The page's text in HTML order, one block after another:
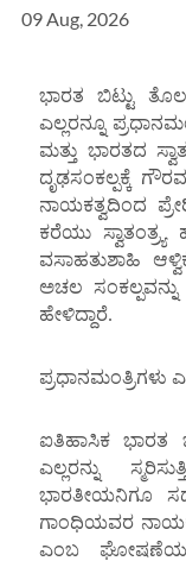
09 Aug, 2026
ಭಾರತ ಬಿಟ್ಟು
ಎಲ್ಲರನ್ನೂ
ಮತ್ತು ಭಾರತದ
ದೃಢಸಂಕಲ್ಪಕ್ಕೆ
ನಾಯಕತ್ವದಿಂದ
ಕರೆಯು
ವಸಾಹತುಶಾಹಿ
ಅಚಲ
ಹೇಳಿದ್ದಾರೆ.
ಪ್ರಧಾನಮಂತ್ರಿಗಳು
ಐತಿಹಾಸಿಕ ಭಾರತ
ಎಲ್ಲರನ್ನು
ಭಾರತೀಯನಿಗೂ
ಗಾಂಧಿಯವರ
ಎಂಬ ಘೋಷಣೆಯು